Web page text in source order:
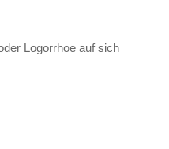
Logorrhoe auf sich